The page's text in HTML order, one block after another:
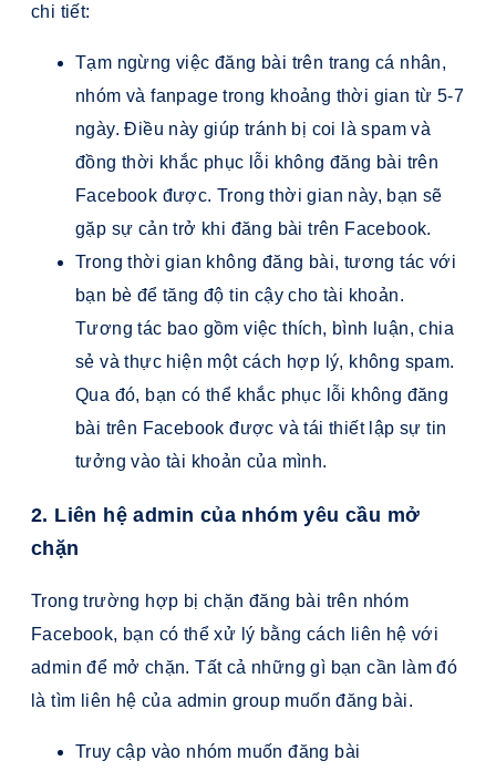
chi tiết:
Tạm ngừng việc đăng bài trên trang cá nhân,
nhóm và fanpage trong khoảng thời gian từ 5-7
ngày. Điều này giúp tránh bị coi là spam và
đồng thời khắc phục lỗi không đăng bài trên
Facebook được. Trong thời gian này, bạn sẽ
gặp sự cản trở khi đăng bài trên Facebook.
Trong thời gian không đăng bài, tương tác với
bạn bè để tăng độ tin cậy cho tài khoản.
Tương tác bao gồm việc thích, bình luận, chia
sẻ và thực hiện một cách hợp lý, không spam.
Qua đó, bạn có thể khắc phục lỗi không đăng
bài trên Facebook được và tái thiết lập sự tin
tưởng vào tài khoản của mình.
2. Liên hệ admin của nhóm yêu cầu mở
chặn
Trong trường hợp bị chặn đăng bài trên nhóm
Facebook, bạn có thể xử lý bằng cách liên hệ với
admin để mở chặn. Tất cả những gì bạn cần làm đó
là tìm liên hệ của admin group muốn đăng bài.
Truy cập vào nhóm muốn đăng bài